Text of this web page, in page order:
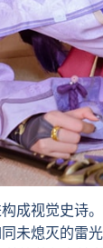
视觉史诗。
未熄灭的雷